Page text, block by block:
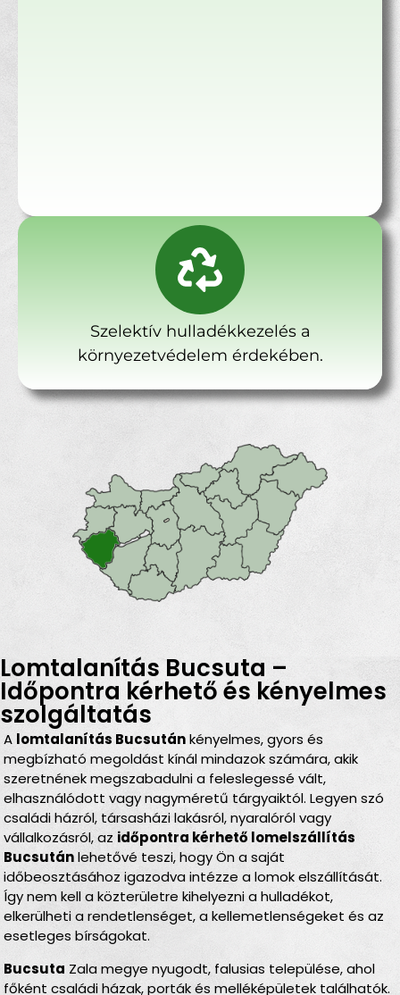
Szelektív hulladékkezelés a
környezetvédelem érdekében.
Lomtalanítás Bucsuta –
Időpontra kérhető és kényelmes
szolgáltatás
A lomtalanítás Bucsutánkényelmes, gyors és
megbízható megoldást kínál mindazok számára, akik
szeretnének megszabadulni a feleslegessé vált,
elhasználódott vagy nagyméretű tárgyaiktól. Legyen szó
családi házról, társasházi lakásról, nyaralóról vagy
vállalkozásról, az időpontra kérhető lomelszállítás
Bucsutánlehetővé teszi, hogy Ön a saját
időbeosztásához igazodva intézze a lomok elszállítását.
Így nem kell a közterületre kihelyezni a hulladékot,
elkerülheti a rendetlenséget, a kellemetlenségeket és az
esetleges bírságokat.
Bucsuta Zala megye nyugodt, falusias települése, ahol
főként családi házak, porták és melléképületek találhatók.